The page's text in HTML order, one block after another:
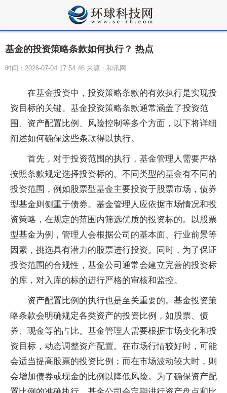
基金的投资策略条款如何执行？ 热点
时间：2026-07-04 17:54:46 来源：和讯网
在基金投资中，投资策略条款的有效执行是实现投
资目标的关键。基金投资策略条款通常涵盖了投资范
围、资产配置比例、风险控制等多个方面，以下将详细
阐述如何确保这些条款得以执行。
首先，对于投资范围的执行，基金管理人需要严格
按照条款规定选择投资标的。不同类型的基金有不同的
投资范围，例如股票型基金主要投资于股票市场，债券
型基金则侧重于债券。基金管理人应依据市场情况和投
资策略，在规定的范围内筛选优质的投资标的。以股票
型基金为例，管理人会根据公司的基本面、行业前景等
因素，挑选具有潜力的股票进行投资。同时，为了保证
投资范围的合规性，基金公司通常会建立完善的投资标
的库，对入库的标的进行严格的审核和监控。
资产配置比例的执行也是至关重要的。基金投资策
略条款会明确规定各类资产的投资比例，如股票、债
券、现金等的占比。基金管理人需要根据市场变化和投
资目标，动态调整资产配置。在市场行情较好时，可能
会适当提高股票的投资比例；而在市场波动较大时，则
会增加债券或现金的比例以降低风险。为了确保资产配